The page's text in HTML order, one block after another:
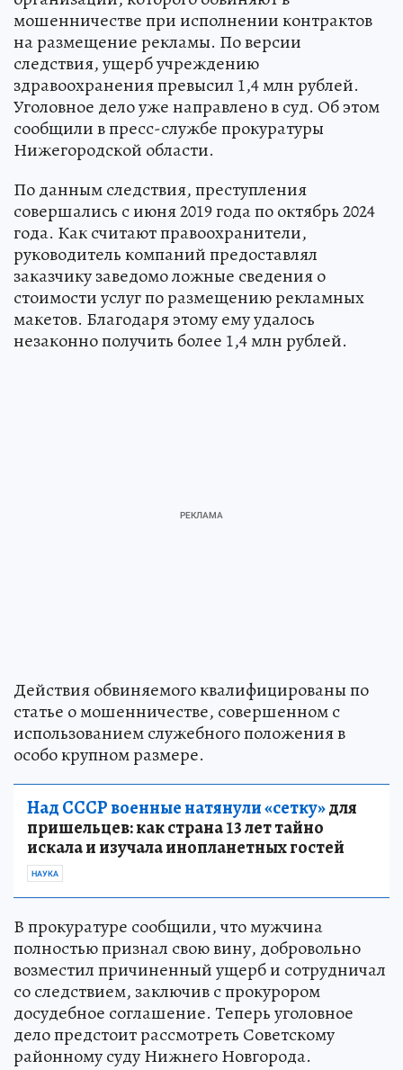
мошенничестве при исполнении контрактов
на размещение рекламы. По версии
следствия, ущерб учреждению
здравоохранения превысил 1,4 млн рублей.
Уголовное дело уже направлено в суд. Об этом
сообщили в пресс-службе прокуратуры
Нижегородской области.
По данным следствия, преступления
совершались с июня 2019 года по октябрь 2024
года. Как считают правоохранители,
руководитель компаний предоставлял
заказчику заведомо ложные сведения о
стоимости услуг по размещению рекламных
макетов. Благодаря этому ему удалось
незаконно получить более 1,4 млн рублей.
Действия обвиняемого квалифицированы по
статье о мошенничестве, совершенном с
использованием служебного положения в
особо крупном размере.
Над СССР военные натянули «сетку»для
пришельцев: как страна 13 лет тайно
искала и изучала инопланетных гостей
НАУКА
В прокуратуре сообщили, что мужчина
полностью признал свою вину, добровольно
возместил причиненный ущерб и сотрудничал
со следствием, заключив с прокурором
досудебное соглашение. Теперь уголовное
дело предстоит рассмотреть Советскому
районному суду Нижнего Новгорода.